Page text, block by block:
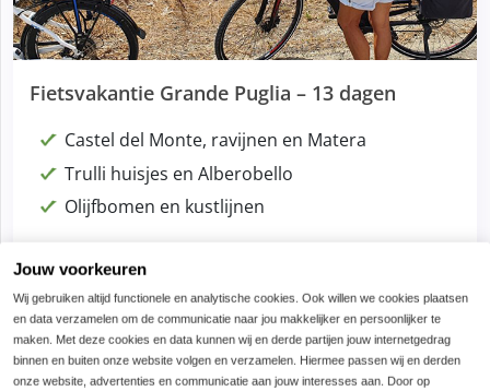
Jouw voorkeuren
Wij gebruiken altijd functionele en analytische cookies. Ook willen we cookies plaatsen
en data verzamelen om de communicatie naar jou makkelijker en persoonlijker te
maken. Met deze cookies en data kunnen wij en derde partijen jouw internetgedrag
binnen en buiten onze website volgen en verzamelen. Hiermee passen wij en derden
onze website, advertenties en communicatie aan jouw interesses aan. Door op
Fietsvakantie Grande Puglia – 13 dagen
Castel del Monte, ravijnen en Matera
Trulli huisjes en Alberobello
Olijfbomen en kustlijnen
BOEK NU € 1.760,00